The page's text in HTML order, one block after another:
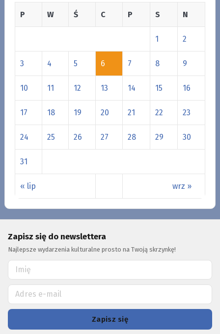
P W Ś C P S N
« lip wrz »
1 2
3 4 5 6 7 8 9
10 11 12 13 14 15 16
17 18 19 20 21 22 23
24 25 26 27 28 29 30
31
Zapisz się do newslettera
Najlepsze wydarzenia kulturalne prosto na Twoją skrzynkę!
Zapisz się